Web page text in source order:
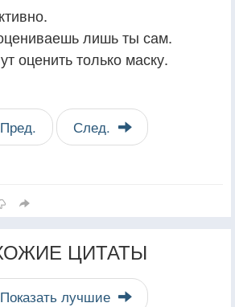
лишь ты сам.
оценить только маску.
Пред. След.
ЦИТАТЫ
Показать лучшие